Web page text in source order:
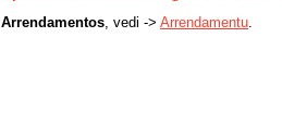
Arrendamentos , vedi -> Arrendamentu